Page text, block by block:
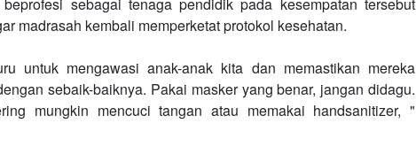
madrasah kembali memperketat protokol kesehatan.
untuk mengawasi anak-anak kita dan memastikan mereka
sebaik-baiknya. Pakai masker yang benar, jangan didagu.
mungkin mencuci tangan atau memakai handsanitizer, "